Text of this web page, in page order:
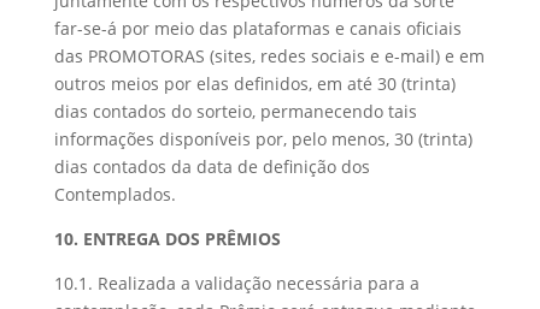
far-se-á por meio das plataformas e canais oficiais
das PROMOTORAS (sites, redes sociais e e-mail) e em
outros meios por elas definidos, em até 30 (trinta)
dias contados do sorteio, permanecendo tais
informações disponíveis por, pelo menos, 30 (trinta)
dias contados da data de definição dos
Contemplados.
10. ENTREGA DOS PRÊMIOS
10.1. Realizada a validação necessária para a